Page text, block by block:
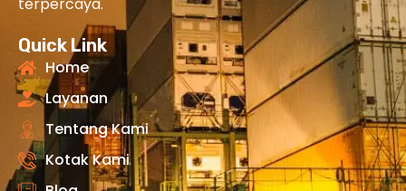
terpercaya.
Quick Link
Home
Layanan
Tentang Kami
Kotak Kami